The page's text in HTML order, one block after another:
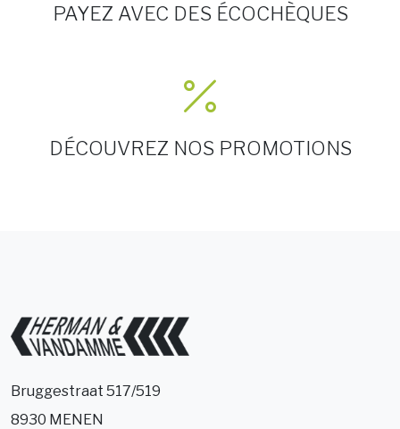
PAYEZ AVEC DES ÉCOCHÈQUES
DÉCOUVREZ NOS PROMOTIONS
Bruggestraat 517/519
8930 MENEN